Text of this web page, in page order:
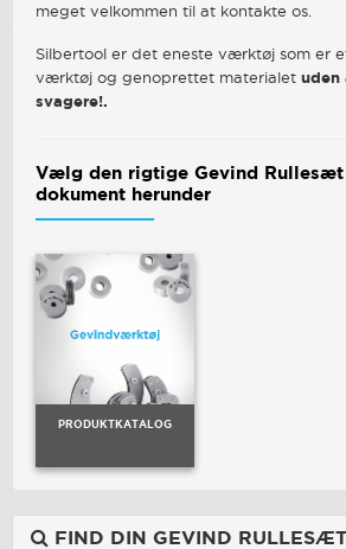
meget velkommen til at kontakte os.
Silbertool er det eneste værktøj som er
værktøj og genoprettet materialet uden
svagere!.
Vælg den rigtige Gevind Rullesæt
dokument herunder
PRODUKTKATALOG
FIND DIN GEVIND